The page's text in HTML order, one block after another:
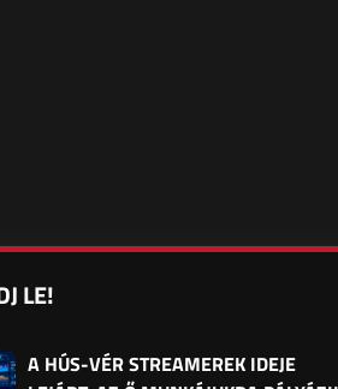
LE!
A HÚS-VÉR STREAMEREK IDEJE